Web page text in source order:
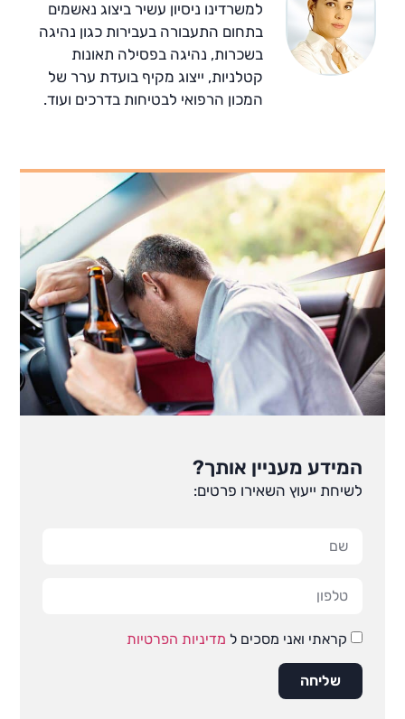
למשרדינו ניסיון עשיר ביצוג נאשמים
בתחום התעבורה בעבירות כגון נהיגה
בשכרות, נהיגה בפסילה תאונות
קטלניות, ייצוג מקיף בועדת ערר של
המכון הרפואי לבטיחות בדרכים ועוד.
המידע מעניין אותך?
לשיחת ייעוץ השאירו פרטים:
קראתי ואני מסכים ל מדיניות הפרטיות
שליחה